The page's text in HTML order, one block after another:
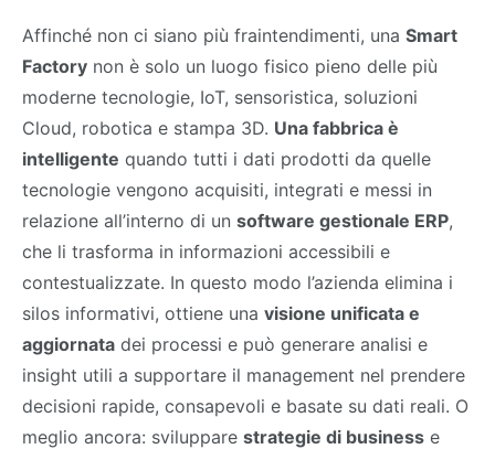
Affinché non ci siano più fraintendimenti, una Smart
Factory non è solo un luogo fisico pieno delle più
moderne tecnologie, IoT, sensoristica, soluzioni
Cloud, robotica e stampa 3D. Una fabbrica è
intelligente quando tutti i dati prodotti da quelle
tecnologie vengono acquisiti, integrati e messi in
relazione all’interno di un software gestionale ERP,
che li trasforma in informazioni accessibili e
contestualizzate. In questo modo l’azienda elimina i
silos informativi, ottiene una visione unificata e
aggiornata dei processi e può generare analisi e
insight utili a supportare il management nel prendere
decisioni rapide, consapevoli e basate su dati reali. O
meglio ancora: sviluppare strategie di business e